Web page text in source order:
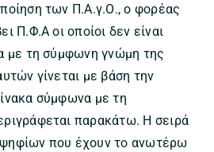
των Π.Α.γ.Ο., ο φορέας
Π.Φ.Α οι οποίοι δεν είναι
με τη σύμφωνη γνώμη της
γίνεται με βάση την
σύμφωνα με τη
παρακάτω. Η σειρά
που έχουν το ανωτέρω